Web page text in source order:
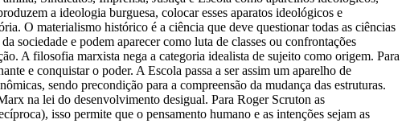
a ideologia burguesa, colocar esses aparatos ideológicos e
O materialismo histórico é a ciência que deve questionar todas as ciências
sociedade e podem aparecer como luta de classes ou confrontações
A filosofia marxista nega a categoria idealista de sujeito como origem. Para
e conquistar o poder. A Escola passa a ser assim um aparelho de
sendo precondição para a compreensão da mudança das estruturas.
na lei do desenvolvimento desigual. Para Roger Scruton as
isso permite que o pensamento humano e as intenções sejam as